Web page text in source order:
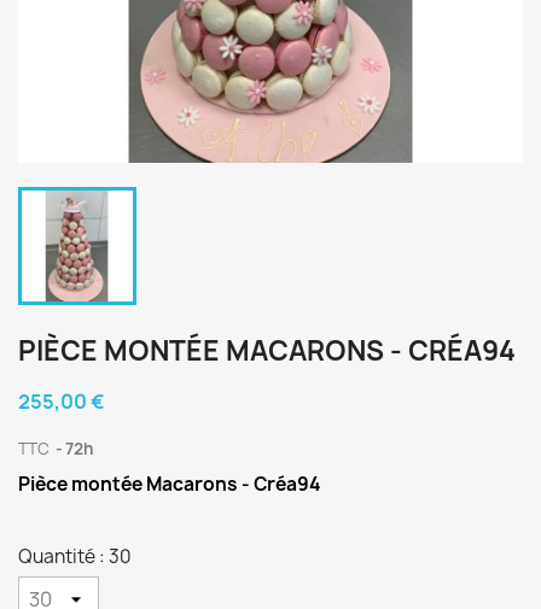
PIÈCE MONTÉE MACARONS - CRÉA94
255,00 €
TTC 72h
Pièce montée Macarons - Créa94
Quantité : 30